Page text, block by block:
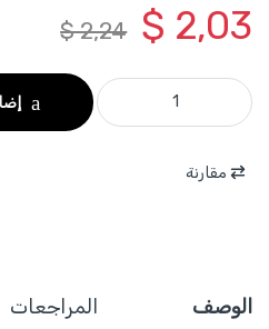
$ 2,03
$2,24
WSH1304 - خوذة امان لون احمر وزن 320 غرام ماركة WADFOW quantity
مقارنة
الوصف المراجعات